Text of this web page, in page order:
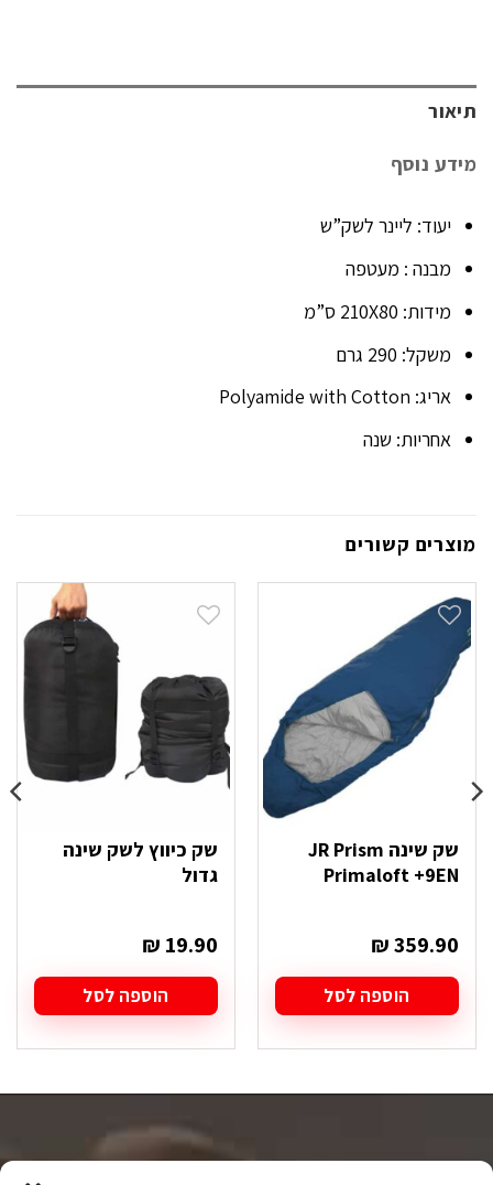
תיאור
מידע נוסף
יעוד: ליינר לשק”ש
מבנה : מעטפה
מידות: 210X80 ס”מ
משקל: 290 גרם
אריג: Polyamide with Cotton
אחריות: שנה
מוצרים קשורים
שק שינה JR Prism
Primaloft +9EN
₪359.90
הוספה לסל
שק כיווץ לשק שינה
גדול
₪ 19.90
הוספה לסל